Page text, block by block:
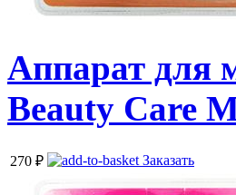
Аппарат для
Beauty Care
270 ₽ Заказать